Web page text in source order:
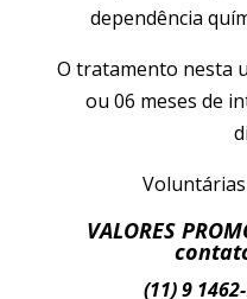
dependência
O tratamento nesta
ou 06 meses de
VALORES
(11) 9